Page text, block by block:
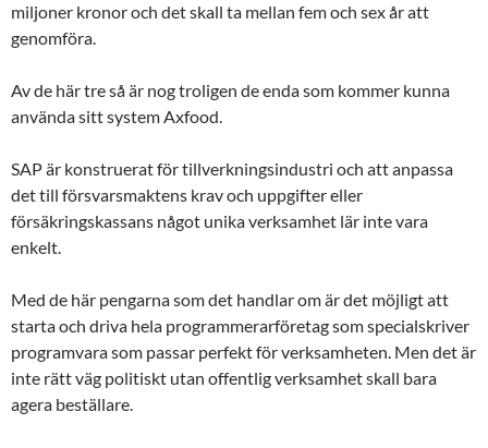
miljoner kronor och det skall ta mellan fem och sex år att
genomföra.
Av de här tre så är nog troligen de enda som kommer kunna
använda sitt system Axfood.
SAP är konstruerat för tillverkningsindustri och att anpassa
det till försvarsmaktens krav och uppgifter eller
försäkringskassans något unika verksamhet lär inte vara
enkelt.
Med de här pengarna som det handlar om är det möjligt att
starta och driva hela programmerarföretag som specialskriver
programvara som passar perfekt för verksamheten. Men det är
inte rätt väg politiskt utan offentlig verksamhet skall bara
agera beställare.